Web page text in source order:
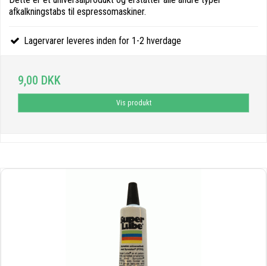
afkalkningstabs til espressomaskiner.
Lagervarer leveres inden for 1-2 hverdage
9,00 DKK
Vis produkt